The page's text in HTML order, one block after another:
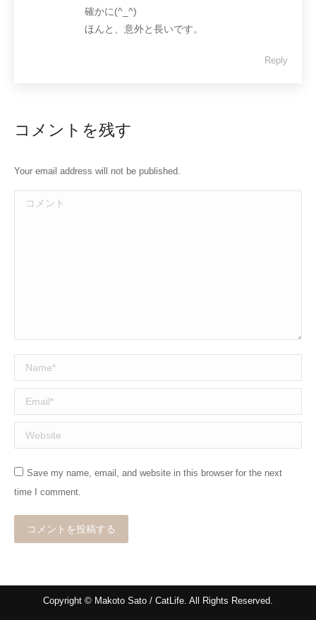
確かに(^_^)
ほんと、意外と長いです。
Reply
コメントを残す
Your email address will not be published.
コメント
Name *
Email *
Website
Save my name, email, and website in this browser for the next
time I comment.
コメントを投稿する
Copyright © Makoto Sato / CatLife. All Rights Reserved.